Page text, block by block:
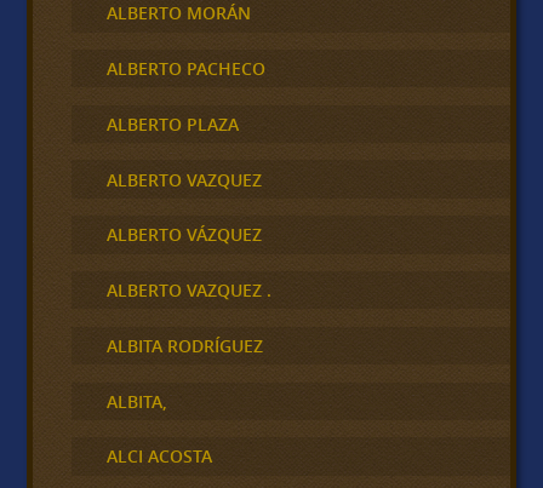
ALBERTO MORÁN
ALBERTO PACHECO
ALBERTO PLAZA
ALBERTO VAZQUEZ
ALBERTO VÁZQUEZ
ALBERTO VAZQUEZ .
ALBITA RODRÍGUEZ
ALBITA,
ALCI ACOSTA